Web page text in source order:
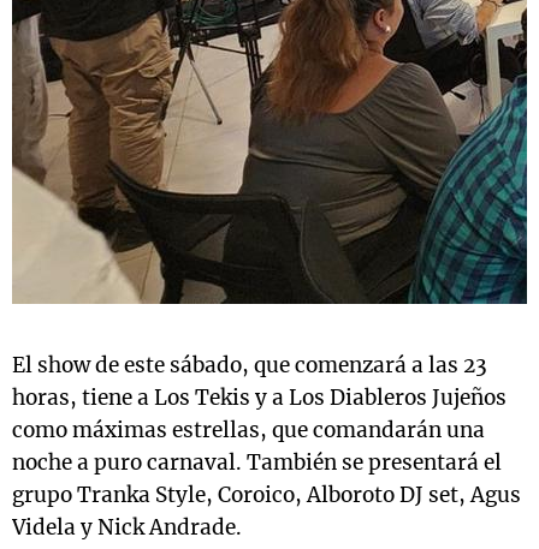
El show de este sábado, que comenzará a las 23
horas, tiene a Los Tekis y a Los Diableros Jujeños
como máximas estrellas, que comandarán una
noche a puro carnaval. También se presentará el
grupo Tranka Style, Coroico, Alboroto DJ set, Agus
Videla y Nick Andrade.